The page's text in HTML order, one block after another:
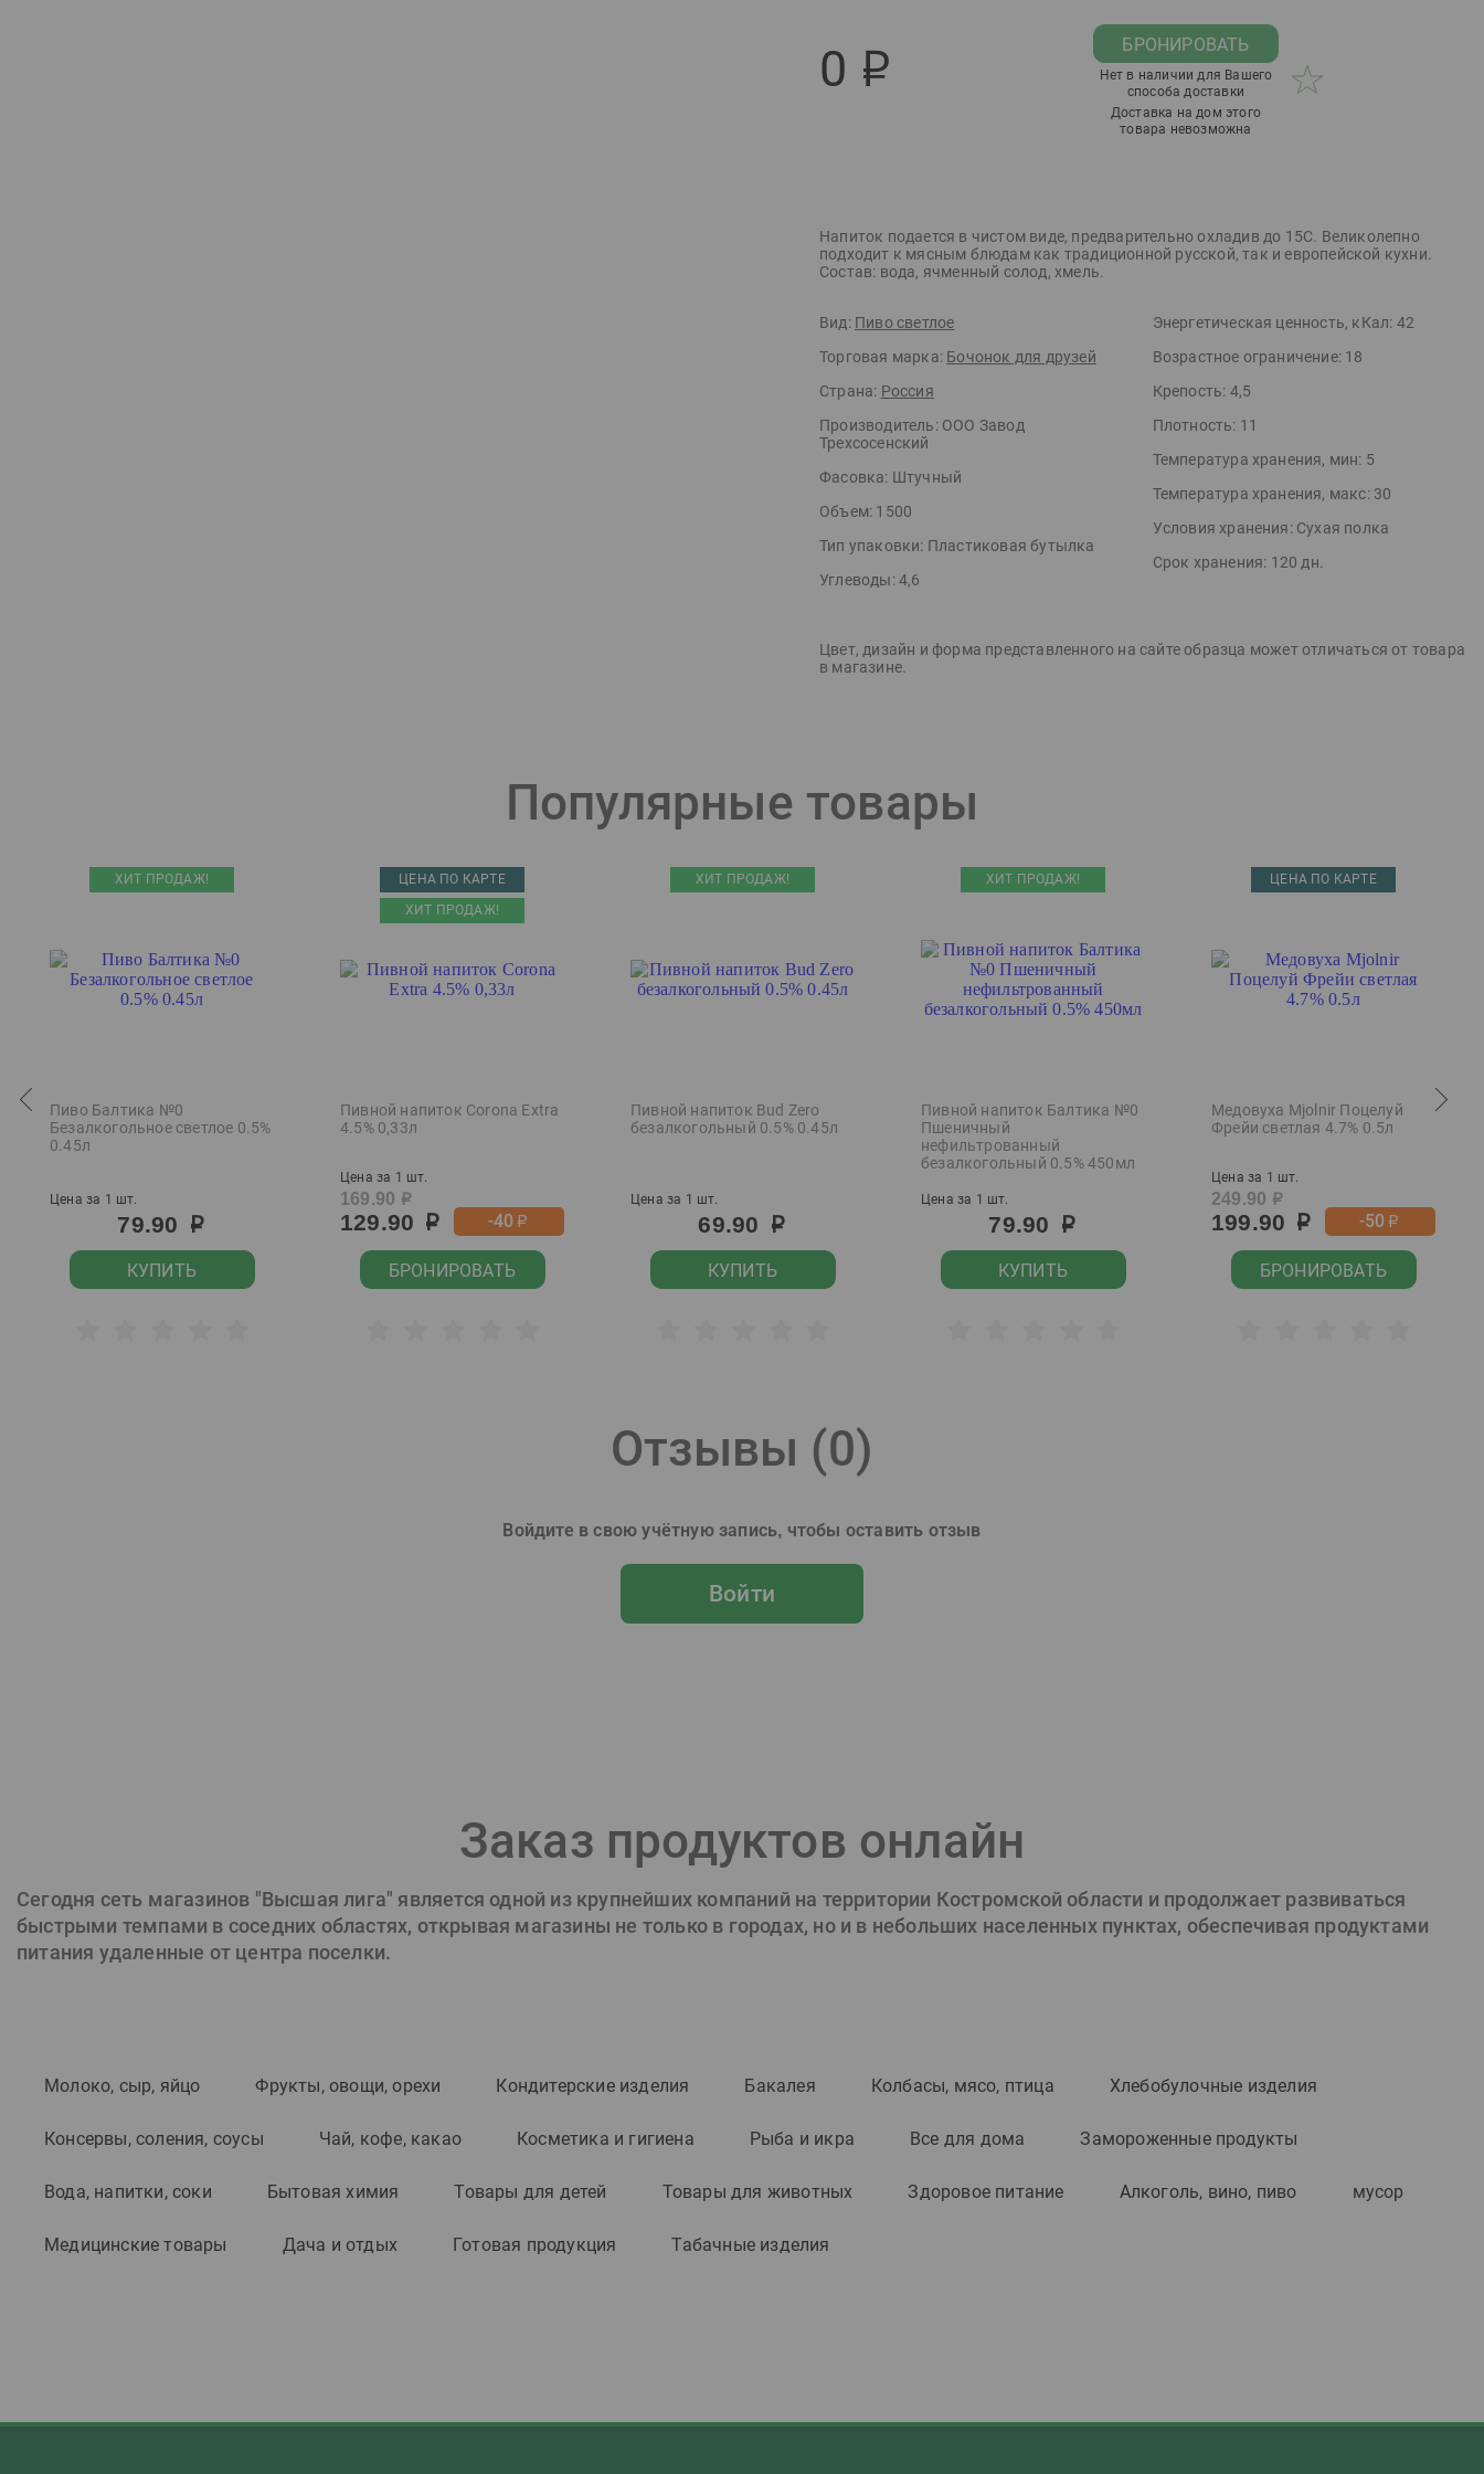
0 р
БРОНИРОВАТЬ
Нет в наличии для Вашего
способа доставки
Доставка на дом этого
товара невозможна
Напиток подается в чистом виде, предварительно охладив до 15С. Великолепно
подходит к мясным блюдам как традиционной русской, так и европейской кухни.
Состав: вода, ячменный солод, хмель.
Вид: Пиво светлое
Торговая марка: Бочонок для друзей
Страна: Россия
Производитель: ООО Завод
Трехсосенский
Фасовка: Штучный
Объем: 1500
Тип упаковки: Пластиковая бутылка
Углеводы:4,6
Энергетическая ценность, кКал: 42
Возрастное ограничение: 18
Крепость: 4,5
Плотность: 11
Температура хранения, мин: 5
Температура хранения, макс: 30
Условия хранения: Сухая полка
Срок хранения: 120 дн.
Цвет, дизайн и форма представленного на сайте образца может отличаться от товара
в магазине.
Популярные товары
ХИТ ПРОДАЖ!
Пиво Балтика №0
Безалкогольное светлое 0.5%
0.45л
Цена за 1 шт.
79.90 р
КУПИТЬ
ЦЕНА ПО КАРТЕ
ХИТ ПРОДАЖ!
Пивной напиток Corona Extra
4.5% 0,33л
Цена за 1 шт.
169.90 р
129.90 р -40р
БРОНИРОВАТЬ
ХИТ ПРОДАЖ!
Пивной напиток Bud Zero
безалкогольный 0.5% 0.45л
Цена за 1 шт.
69.90 р
КУПИТЬ
ХИТ ПРОДАЖ!
Пивной напиток Балтика №0
Пшеничный
нефильтрованный
безалкогольный 0.5% 450мл
Цена за 1 шт.
79.90 р
КУПИТЬ
ЦЕНА ПО КАРТЕ
Медовуха Mjolnir Поцелуй
Фрейи светлая 4.7% 0.5л
Цена за 1 шт.
249.90 р
199.90 р -50р
БРОНИРОВАТЬ
Отзывы (0)
Войдите в свою учётную запись, чтобы оставить отзыв
Войти
Заказ продуктов онлайн
Сегодня сеть магазинов "Высшая лига" является одной из крупнейших компаний на территории Костромской области и продолжает развиваться
быстрыми темпами в соседних областях, открывая магазины не только в городах, но и в небольших населенных пунктах, обеспечивая продуктами
питания удаленные от центра поселки.
Молоко, сыр, яйцо Фрукты, овощи, орехи Кондитерские изделия Бакалея Колбасы, мясо, птица Хлебобулочные изделия
Консервы, соления, соусы Чай, кофе, какао Косметика и гигиена Рыба и икра Все для дома Замороженные продукты
Вода, напитки, соки Бытовая химия Товары для детей Товары для животных Здоровое питание Алкоголь, вино, пиво мусор
Медицинские товары Дача и отдых Готовая продукция Табачные изделия